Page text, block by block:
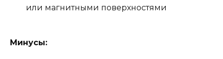
или магнитными поверхностями
Минусы: